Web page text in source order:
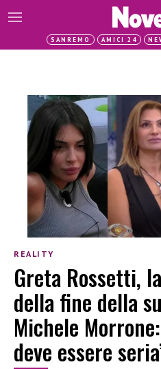
SANREMO AMICI 24
REALITY
Greta Rossetti,
della fine della
Michele
deve essere